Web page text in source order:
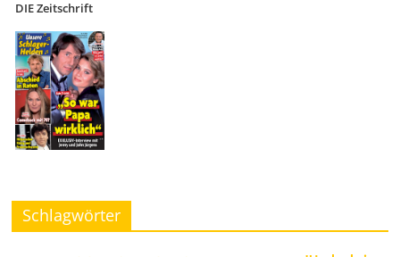
DIE Zeitschrift
Schlagwörter